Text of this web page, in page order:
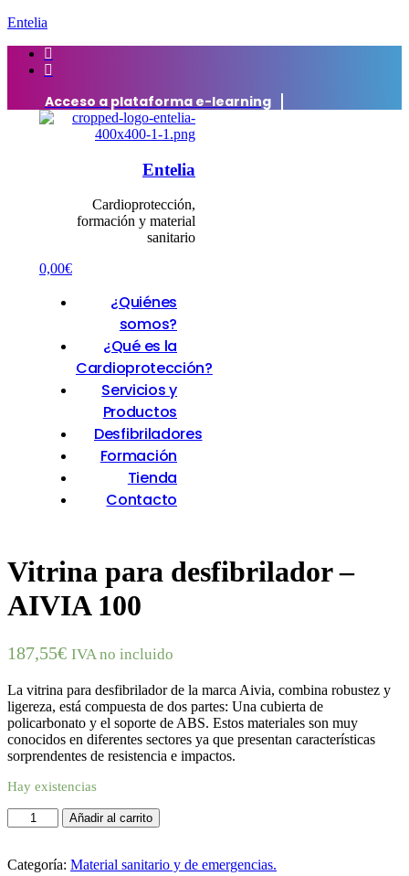
Entelia
Acceso a plataforma e-learning
Entelia
Cardioprotección,
formación y material
sanitario
0,00€
¿Quiénes
somos?
¿Qué es la
Cardioprotección?
Servicios y
Productos
Desfibriladores
Formación
Tienda
Contacto
Vitrina para desfibrilador –
AIVIA 100
187,55€ IVA no incluido
La vitrina para desfibrilador de la marca Aivia, combina robustez y
ligereza, está compuesta de dos partes: Una cubierta de
policarbonato y el soporte de ABS. Estos materiales son muy
conocidos en diferentes sectores ya que presentan características
sorprendentes de resistencia e impactos.
Hay existencias
Vitrina
para
-
Añadir al carrito
Categoría: Material sanitario y de emergencias.